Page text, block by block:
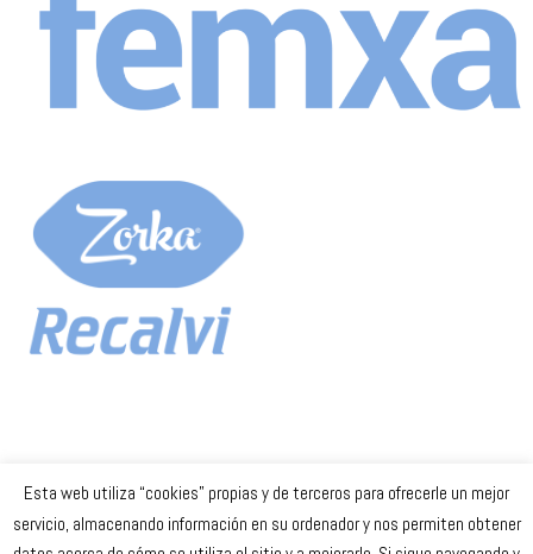
Celta Baloncesto Femenino. 2023
Esta web utiliza “cookies” propias y de terceros para ofrecerle un mejor
servicio, almacenando información en su ordenador y nos permiten obtener